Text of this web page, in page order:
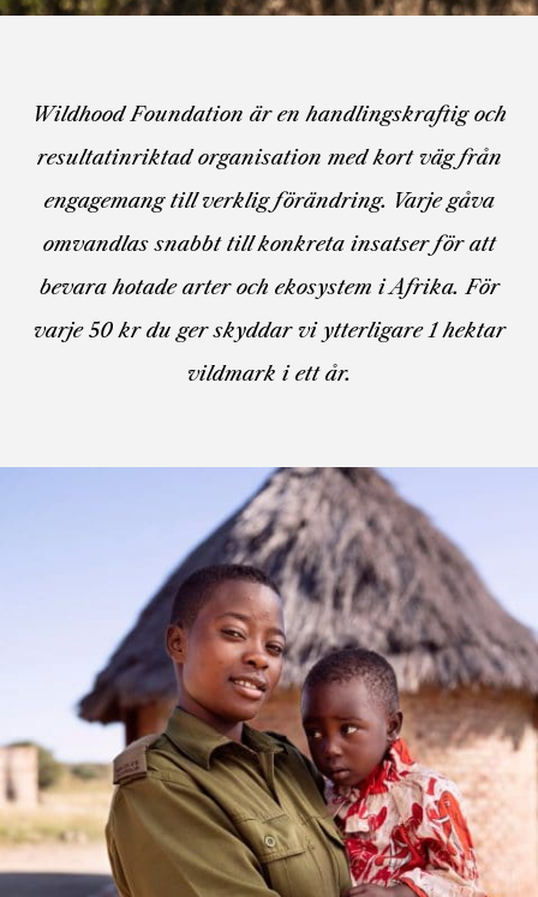
Wildhood Foundation är en handlingskraftig och
resultatinriktad organisation med kort väg från
engagemang till verklig förändring. Varje gåva
omvandlas snabbt till konkreta insatser för att
bevara hotade arter och ekosystem i Afrika. För
varje 50 kr du ger skyddar vi ytterligare 1 hektar
vildmark i ett år.